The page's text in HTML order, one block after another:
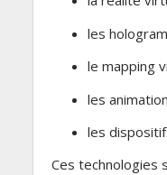
les
le mapping
les
les
Ces technologies